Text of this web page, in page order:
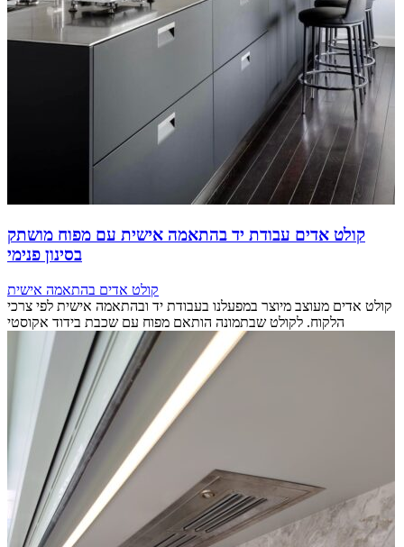
קולט אדים עבודת יד בהתאמה אישית עם מפוח מושתק
בסינון פנימי
קולט אדים בהתאמה אישית
קולט אדים מעוצב מיוצר במפעלנו בעבודת יד ובהתאמה אישית לפי צרכי
הלקוח. לקולט שבתמונה הותאם מפוח עם שכבת בידוד אקוסטי